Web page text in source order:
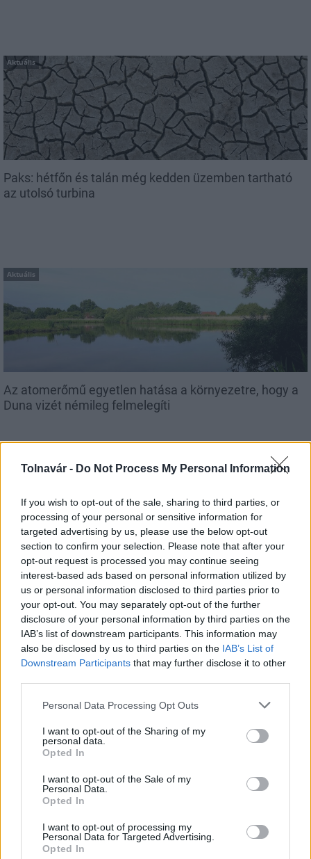
Tolnavár - Do Not Process My Personal Information
If you wish to opt-out of the sale, sharing to third parties, or
processing of your personal or sensitive information for
targeted advertising by us, please use the below opt-out
section to confirm your selection. Please note that after your
opt-out request is processed you may continue seeing
interest-based ads based on personal information utilized by
us or personal information disclosed to third parties prior to
your opt-out. You may separately opt-out of the further
disclosure of your personal information by third parties on the
IAB’s list of downstream participants. This information may
also be disclosed by us to third parties on the IAB’s List of
Downstream Participants that may further disclose it to other
Please note that this website/app uses one or more Google
not limited to your visit or usage behaviour. You may click to
grant or deny consent to Google and its third-party tags to
use your data for below specified purposes in below Google
consent section.
Personal Data Processing Opt Outs
I want to opt-out of the Sharing of my
personal data.
Opted In
I want to opt-out of the Sale of my
Personal Data.
Opted In
I want to opt-out of processing my
Personal Data for Targeted Advertising.
Opted In
Aktuális
Paks: hétfőn és talán még kedden üzemben tartható
az utolsó turbina
Aktuális
Az atomerőmű egyetlen hatása a környezetre, hogy a
Duna vizét némileg felmelegíti
MAGYAR ÉPÍTŐK
Mi épül?
Hódmezővásárhely iskolaépítés FERROÉP Zrt. oktatási beruházás
Másfélszeresére bővítik Hódmezővásárhely jó hírű
A Szőnyi Benjámin Általános Iskola fejlesztését a FERROÉP
kivitelezheti; a munkák csaknem egy évig tartanak majd.
Látványos építési szakasz indult be a